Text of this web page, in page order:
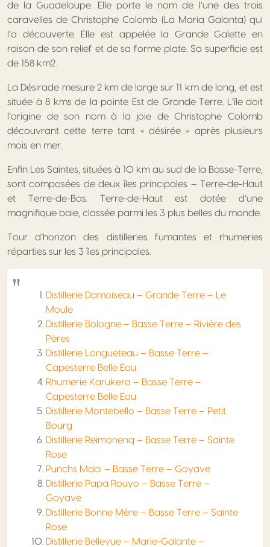
de la Guadeloupe. Elle porte le nom de l’une des trois
caravelles de Christophe Colomb (La Maria Galanta) qui
l’a découverte. Elle est appelée la Grande Galette en
raison de son relief et de sa forme plate. Sa superficie est
de 158 km2.
La Désirade mesure 2 km de large sur 11 km de long, et est
située à 8 kms de la pointe Est de Grande Terre. L’île doit
l’origine de son nom à la joie de Christophe Colomb
découvrant cette terre tant « désirée » après plusieurs
mois en mer.
Enfin Les Saintes, situées à 10 km au sud de la Basse-Terre,
sont composées de deux îles principales – Terre-de-Haut
et Terre-de-Bas. Terre-de-Haut est dotée d’une
magnifique baie, classée parmi les 3 plus belles du monde.
Tour d’horizon des distilleries fumantes et rhumeries
réparties sur les 3 îles principales.
Distillerie Damoiseau – Grande Terre – Le
Moule
Distillerie Bologne – Basse Terre – Rivière des
Pères
Distillerie Longueteau – Basse Terre –
Capesterre Belle Eau
Rhumerie Karukera – Basse Terre –
Capesterre Belle Eau
Distillerie Montebello – Basse Terre – Petit
Bourg
Distillerie Reimonenq – Basse Terre – Sainte
Rose
Punchs Mabi – Basse Terre – Goyave
Distillerie Papa Rouyo – Basse Terre –
Goyave
Distillerie Bonne Mère – Basse Terre – Sainte
Rose
Distillerie Bellevue – Marie-Galante –